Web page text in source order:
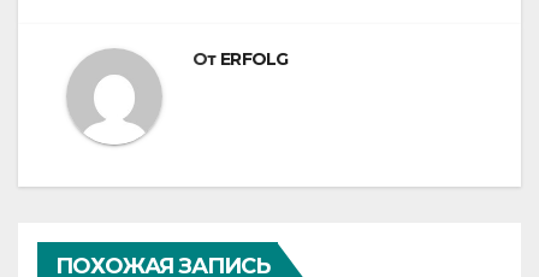
От ERFOLG
ПОХОЖАЯ ЗАПИСЬ